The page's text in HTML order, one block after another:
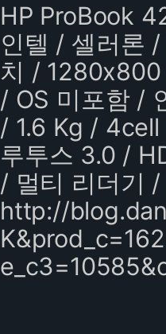
HP
인텔 / 셀러론
치 /
/ OS 미포함 /
/ 1.6 Kg /
루투스 3.0 /
/ 멀티 리더기
http://